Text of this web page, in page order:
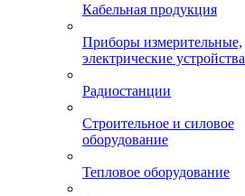
Кабельная продукция
Приборы измерительные,
электрические устройства
Радиостанции
Строительное и силовое
оборудование
Тепловое оборудование